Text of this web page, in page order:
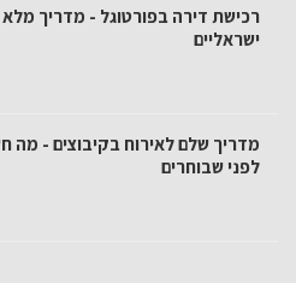
רכישת דירה בפורטוגל - מדריך
ישראליים
מדריך שלם לאירוח בקיבוצים - מה
לפני שבוחרים